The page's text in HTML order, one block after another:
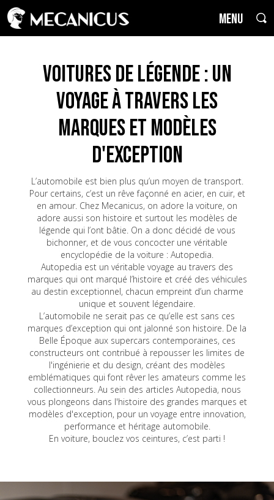
MENU
Voitures de Légende : un
voyage à travers les
marques et modèles
d'exception
L’automobile est bien plus qu’un moyen de transport.
Pour certains, c’est un rêve façonné en acier, en cuir, et
en amour. Chez Mecanicus, on adore la voiture, on
adore aussi son histoire et surtout les modèles de
légende qui l’ont bâtie. On a donc décidé de vous
bichonner, et de vous concocter une véritable
encyclopédie de la voiture : Autopedia.
Autopedia est un véritable voyage au travers des
marques qui ont marqué l’histoire et créé des véhicules
au destin exceptionnel, chacun empreint d’un charme
unique et souvent légendaire.
L’automobile ne serait pas ce qu’elle est sans ces
marques d’exception qui ont jalonné son histoire. De la
Belle Époque aux supercars contemporaines, ces
constructeurs ont contribué à repousser les limites de
l'ingénierie et du design, créant des modèles
emblématiques qui font rêver les amateurs comme les
collectionneurs. Au sein des articles Autopedia, nous
vous plongeons dans l'histoire des grandes marques et
modèles d'exception, pour un voyage entre innovation,
performance et héritage automobile.
En voiture, bouclez vos ceintures, c’est parti !